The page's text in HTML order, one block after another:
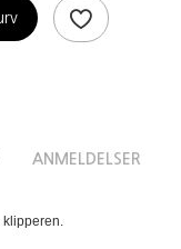
ANMELDELSER